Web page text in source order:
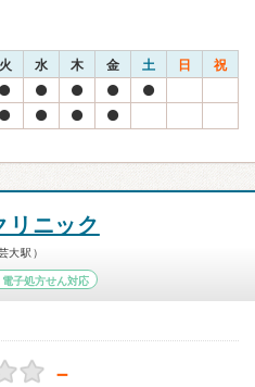
火 水 木 金 土 日 祝
リニック
大駅）
電子処方せん対応
－